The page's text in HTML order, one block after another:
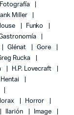
Fotografía
Miller
Funko
Glénat
Gore
Rucka
H.P. Lovecraft
Hentai
Horror
Ilarión
Image